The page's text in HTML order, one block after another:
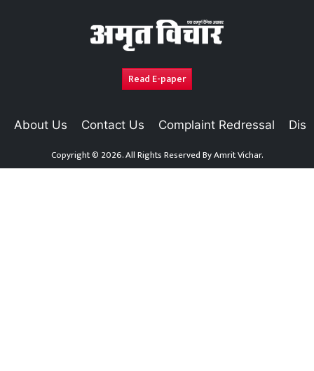
Read E-paper
About Us Contact Us Complaint Redressal
Copyright © 2026. All Rights Reserved ByAmrit Vichar.